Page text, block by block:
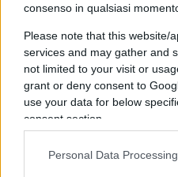
consenso in qualsiasi
Please note that this website/
services and may gather and
not limited to your visit or
grant or deny consent to
use your data for below
consent section.
Personal Data
1
Termine inglese che